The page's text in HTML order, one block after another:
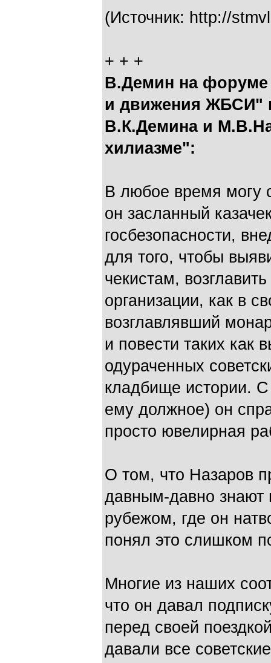
(Источник: http://
+ + +
В.Демин на форуме
и движения ЖБСИ"
В.К.Демина и
хилиазме":
В любое время могу
он засланный
госбезопасности,
для того, чтобы
чекистам,
организации, как в
возглавлявший
и повести таких как
одураченных
кладбище истории.
ему должное) он
просто ювелирная
О том, что Назаров
давным-давно знают
рубежом, где он
понял это слишком
Многие из наших
что он давал
перед своей
давали все